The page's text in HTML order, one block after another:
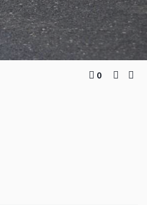
0